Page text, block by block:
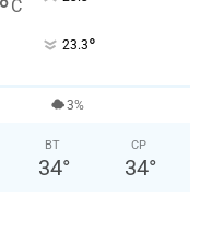
°C
23.3°
3%
ВТ
34°
СР
34°